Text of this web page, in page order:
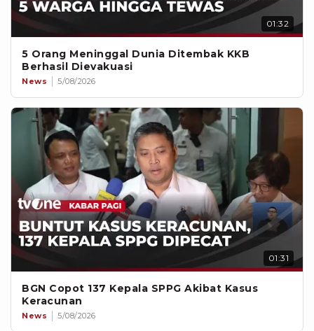
01:32
5 Orang Meninggal Dunia Ditembak KKB
Berhasil Dievakuasi
News 5/08/2026
01:31
BGN Copot 137 Kepala SPPG Akibat Kasus
Keracunan
News 5/08/2026